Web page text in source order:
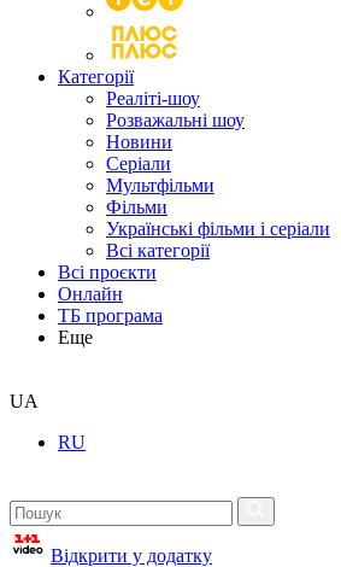
Категорії
Реаліті-шоу
Розважальні шоу
Новини
Серіали
Мультфільми
Фільми
Українські фільми і серіали
Всі категорії
Всі проєкти
Онлайн
ТБ програма
Еще
UA
RU
Відкрити у додатку